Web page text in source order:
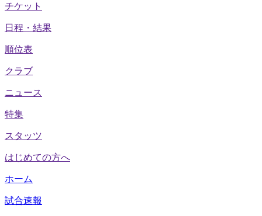
チケット
日程・結果
順位表
クラブ
ニュース
特集
スタッツ
はじめての方へ
ホーム
試合速報